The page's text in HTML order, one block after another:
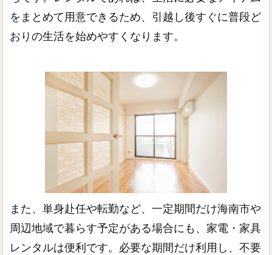
をまとめて用意できるため、引越し後すぐに普段ど
おりの生活を始めやすくなります。
また、単身赴任や転勤など、一定期間だけ海南市や
周辺地域で暮らす予定がある場合にも、家電・家具
レンタルは便利です。必要な期間だけ利用し、不要